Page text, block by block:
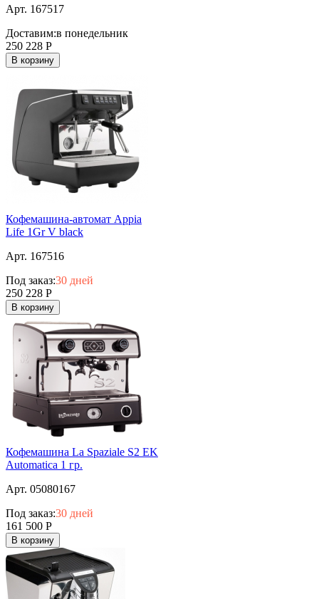
Арт. 167517
Доставим:в понедельник
250 228 Р
В корзину
Кофемашина-автомат Appia
Life 1Gr V black
Арт. 167516
Под заказ:30 дней
250 228 Р
В корзину
Кофемашина La Spaziale S2 EK
Automatica 1 гр.
Арт. 05080167
Под заказ:30 дней
161 500 Р
В корзину